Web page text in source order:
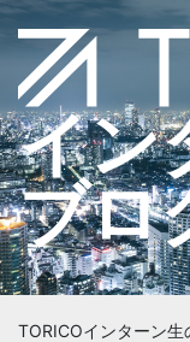
イン
ブロ
TORICOインターン